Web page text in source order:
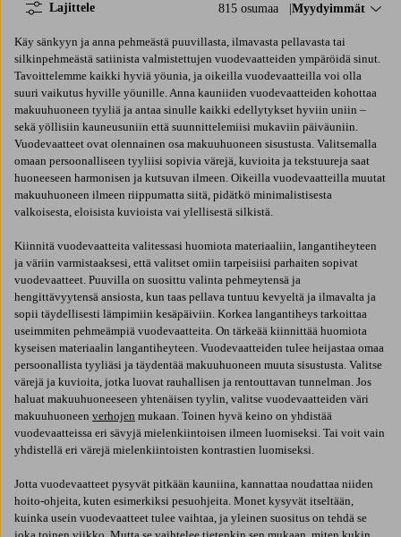
815 osumaa Lajittele:
Myydyimmät
Lajittele
Käy sänkyyn ja anna pehmeästä puuvillasta, ilmavasta pellavasta tai
silkinpehmeästä satiinista valmistettujen vuodevaatteiden ympäröidä sinut.
Tavoittelemme kaikki hyviä yöunia, ja oikeilla vuodevaatteilla voi olla
suuri vaikutus hyville yöunille. Anna kauniiden vuodevaatteiden kohottaa
makuuhuoneen tyyliä ja antaa sinulle kaikki edellytykset hyviin uniin –
sekä yöllisiin kauneusuniin että suunnittelemiisi mukaviin päiväuniin.
Vuodevaatteet ovat olennainen osa makuuhuoneen sisustusta. Valitsemalla
omaan persoonalliseen tyyliisi sopivia värejä, kuvioita ja tekstuureja saat
huoneeseen harmonisen ja kutsuvan ilmeen. Oikeilla vuodevaatteilla muutat
makuuhuoneen ilmeen riippumatta siitä, pidätkö minimalistisesta
valkoisesta, eloisista kuvioista vai ylellisestä silkistä.
Kiinnitä vuodevaatteita valitessasi huomiota materiaaliin, langantiheyteen
ja väriin varmistaaksesi, että valitset omiin tarpeisiisi parhaiten sopivat
vuodevaatteet. Puuvilla on suosittu valinta pehmeytensä ja
hengittävyytensä ansiosta, kun taas pellava tuntuu kevyeltä ja ilmavalta ja
sopii täydellisesti lämpimiin kesäpäiviin. Korkea langantiheys tarkoittaa
useimmiten pehmeämpiä vuodevaatteita. On tärkeää kiinnittää huomiota
kyseisen materiaalin langantiheyteen. Vuodevaatteiden tulee heijastaa omaa
persoonallista tyyliäsi ja täydentää makuuhuoneen muuta sisustusta. Valitse
värejä ja kuvioita, jotka luovat rauhallisen ja rentouttavan tunnelman. Jos
haluat makuuhuoneeseen yhtenäisen tyylin, valitse vuodevaatteiden väri
makuuhuoneen verhojen mukaan. Toinen hyvä keino on yhdistää
vuodevaatteissa eri sävyjä mielenkiintoisen ilmeen luomiseksi. Tai voit vain
yhdistellä eri värejä mielenkiintoisten kontrastien luomiseksi.
Jotta vuodevaatteet pysyvät pitkään kauniina, kannattaa noudattaa niiden
hoito-ohjeita, kuten esimerkiksi pesuohjeita. Monet kysyvät itseltään,
kuinka usein vuodevaatteet tulee vaihtaa, ja yleinen suositus on tehdä se